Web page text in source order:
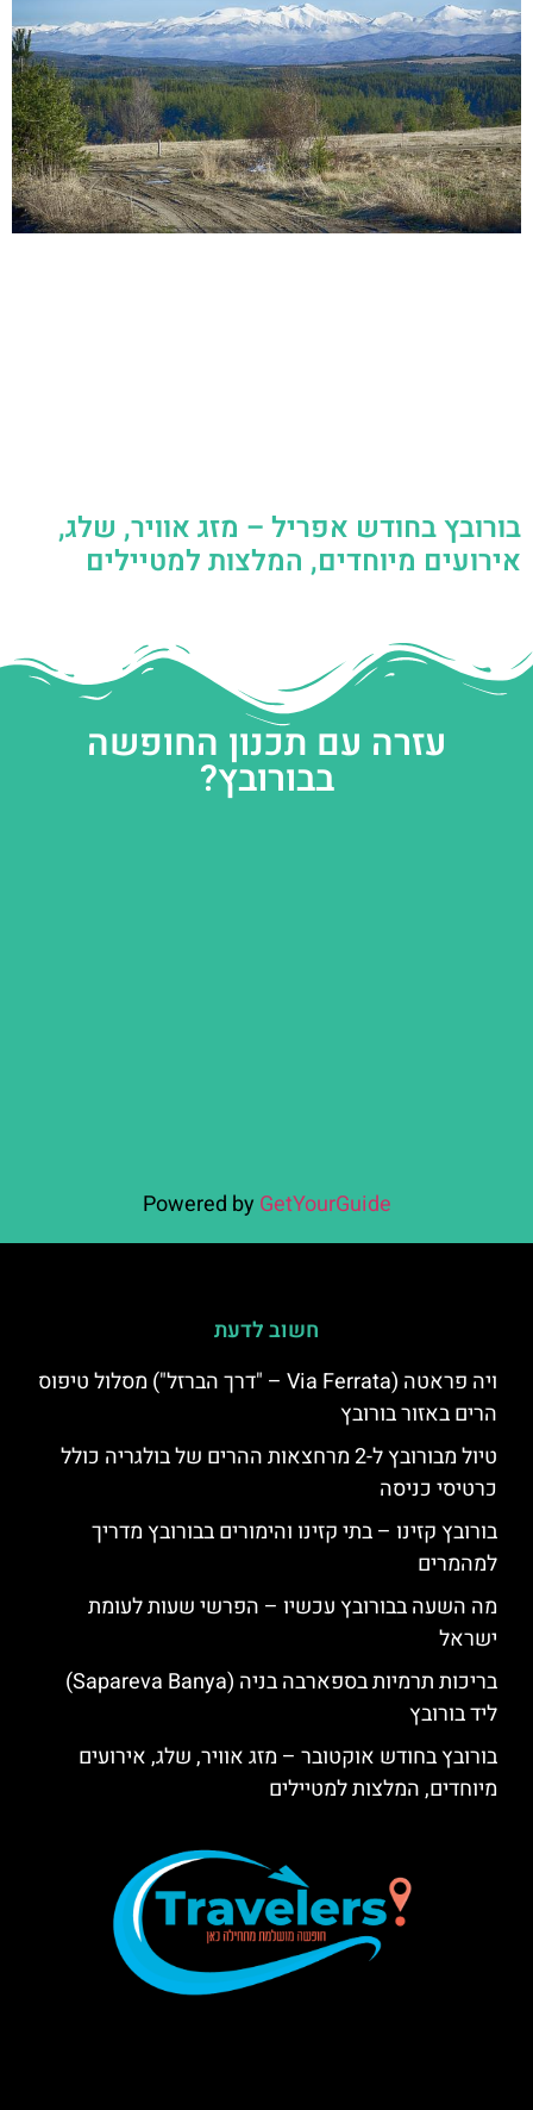
בורובץ בחודש אפריל – מזג אוויר, שלג,
אירועים מיוחדים, המלצות למטיילים
עזרה עם תכנון החופשה
בבורובץ?
Powered by GetYourGuide
חשוב לדעת
ויה פראטה (Via Ferrata – "דרך הברזל") מסלול טיפוס
הרים באזור בורובץ
טיול מבורובץ ל-2 מרחצאות ההרים של בולגריה כולל
כרטיסי כניסה
בורובץ קזינו – בתי קזינו והימורים בבורובץ מדריך
למהמרים
מה השעה בבורובץ עכשיו – הפרשי שעות לעומת
ישראל
בריכות תרמיות בספארבה בניה (Sapareva Banya)
ליד בורובץ
בורובץ בחודש אוקטובר – מזג אוויר, שלג, אירועים
מיוחדים, המלצות למטיילים